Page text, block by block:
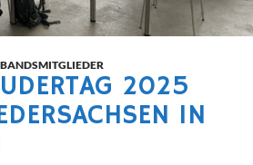
2025
IN